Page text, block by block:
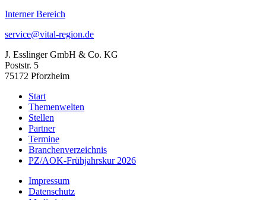
Interner Bereich
service@vital-region.de
J. Esslinger GmbH & Co. KG
Poststr. 5
75172 Pforzheim
Start
Themenwelten
Stellen
Partner
Termine
Branchenverzeichnis
PZ/AOK-Frühjahrskur 2026
Impressum
Datenschutz